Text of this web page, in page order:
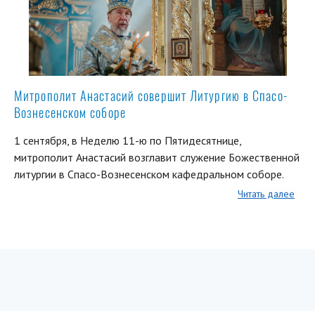
Митрополит Анастасий совершит Литургию в Спасо-
Вознесенском соборе
1 сентября, в Неделю 11-ю по Пятидесятнице,
митрополит Анастасий возглавит служение Божественной
литургии в Спасо-Вознесенском кафедральном соборе.
Читать далее